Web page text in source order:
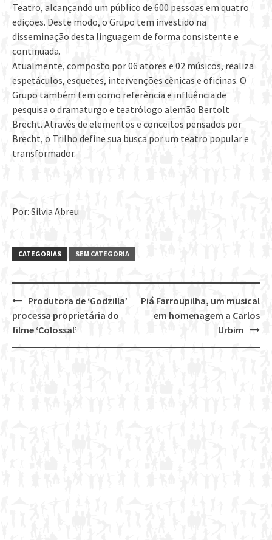
Teatro, alcançando um público de 600 pessoas em quatro
edições. Deste modo, o Grupo tem investido na
disseminação desta linguagem de forma consistente e
continuada.
Atualmente, composto por 06 atores e 02 músicos, realiza
espetáculos, esquetes, intervenções cênicas e oficinas. O
Grupo também tem como referência e influência de
pesquisa o dramaturgo e teatrólogo alemão Bertolt
Brecht. Através de elementos e conceitos pensados por
Brecht, o Trilho define sua busca por um teatro popular e
transformador.
Por: Silvia Abreu
CATEGORIAS SEM CATEGORIA
Post
navigation
Piá Farroupilha, um musical
em homenagem a Carlos
Urbim
Produtora de ‘Godzilla’
processa proprietária do
filme ‘Colossal’